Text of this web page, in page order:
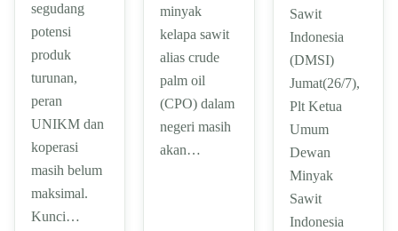
segudang
potensi
produk
turunan,
peran
UNIKM dan
koperasi
masih belum
maksimal.
Kunci…
minyak
kelapa sawit
alias crude
palm oil
(CPO) dalam
negeri masih
akan…
Sawit
Indonesia
(DMSI)
Jumat(26/7),
Plt Ketua
Umum
Dewan
Minyak
Sawit
Indonesia